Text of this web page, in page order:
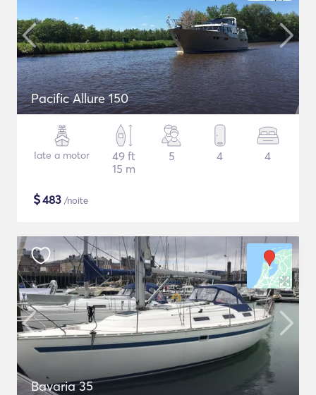
Pacific Allure 150
Iate a motor
49 ft
15 m
5 4 4
$483 /noite
Bavaria 35